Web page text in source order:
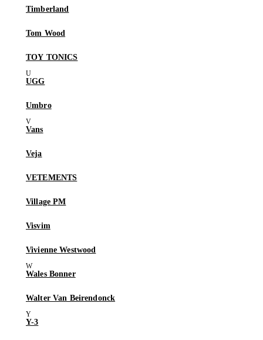
Timberland
Tom Wood
TOY TONICS
UGG
Umbro
Vans
Veja
VETEMENTS
Village PM
Visvim
Vivienne Westwood
Wales Bonner
Walter Van Beirendonck
Y-3